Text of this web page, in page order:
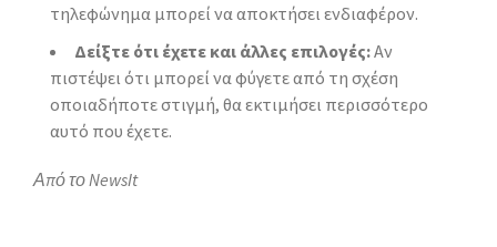
τηλεφώνημα μπορεί να αποκτήσει ενδιαφέρον.
Δείξτε ότι έχετε και άλλες επιλογές:Αν
πιστέψει ότι μπορεί να φύγετε από τη σχέση
οποιαδήποτε στιγμή, θα εκτιμήσει περισσότερο
αυτό που έχετε.
Από το NewsIt